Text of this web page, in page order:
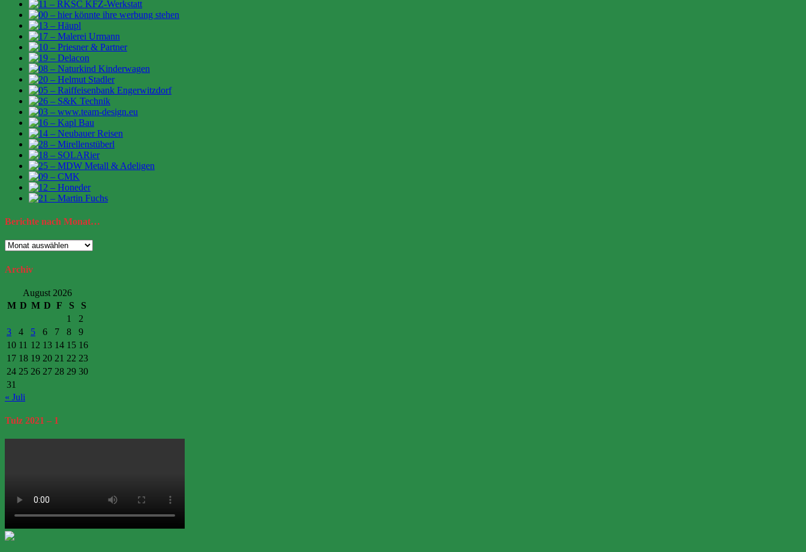
Berichte nach Monat…
Berichte
Monat…
Archiv
August 2026
M D M D F S
S
1
2
3
4 5 6 7 8
9
10 11 12 13 14 15 16
17 18 19 20 21 22 23
24 25 26 27 28 29 30
31
« Juli
Tulz 2021 – 1